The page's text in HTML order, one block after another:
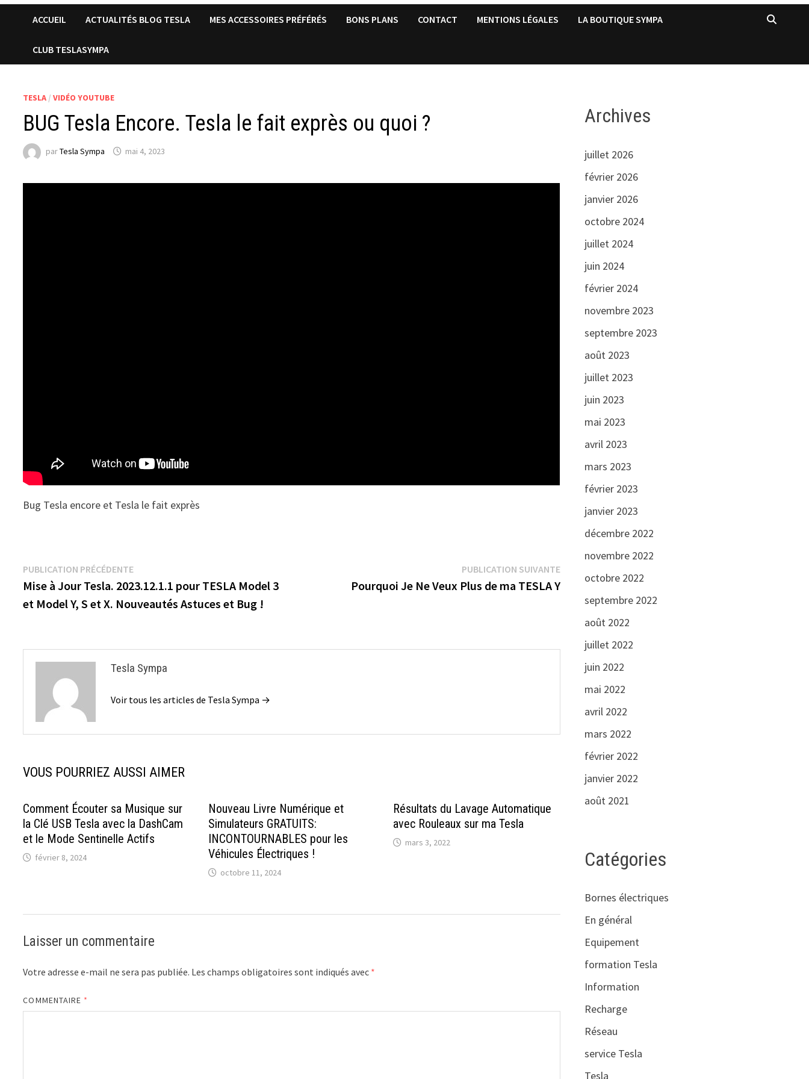
ACCUEIL ACTUALITÉS BLOG TESLA MES ACCESSOIRES PRÉFÉRÉS BONS PLANS CONTACT MENTIONS LÉGALES LA BOUTIQUE SYMPA
CLUB TESLASYMPA
TESLA /VIDÉO YOUTUBE
BUG Tesla Encore. Tesla le fait exprès ou quoi ?
parTesla Sympa mai 4, 2023
Bug Tesla encore et Tesla le fait exprès
Navigation
de
l’article
PUBLICATION PRÉCÉDENTEPublication
précédente :
Mise à Jour Tesla. 2023.12.1.1 pour TESLA Model 3
et Model Y, S et X. Nouveautés Astuces et Bug !
PUBLICATION SUIVANTEPublication
suivante :
Pourquoi Je Ne Veux Plus de ma TESLA Y
Tesla Sympa
Voir tous les articles de Tesla Sympa →
VOUS POURRIEZ AUSSI AIMER
Comment Écouter sa Musique sur
la Clé USB Tesla avec la DashCam
et le Mode Sentinelle Actifs
février 8, 2024
Nouveau Livre Numérique et
Simulateurs GRATUITS:
INCONTOURNABLES pour les
Véhicules Électriques !
octobre 11, 2024
Résultats du Lavage Automatique
avec Rouleaux sur ma Tesla
mars 3, 2022
Laisser un commentaire
Votre adresse e-mail ne sera pas publiée. Les champs obligatoires sont indiqués avec *
COMMENTAIRE *
Archives
juillet 2026
février 2026
janvier 2026
octobre 2024
juillet 2024
juin 2024
février 2024
novembre 2023
septembre 2023
août 2023
juillet 2023
juin 2023
mai 2023
avril 2023
mars 2023
février 2023
janvier 2023
décembre 2022
novembre 2022
octobre 2022
septembre 2022
août 2022
juillet 2022
juin 2022
mai 2022
avril 2022
mars 2022
février 2022
janvier 2022
août 2021
Catégories
Bornes électriques
En général
Equipement
formation Tesla
Information
Recharge
Réseau
service Tesla
Tesla